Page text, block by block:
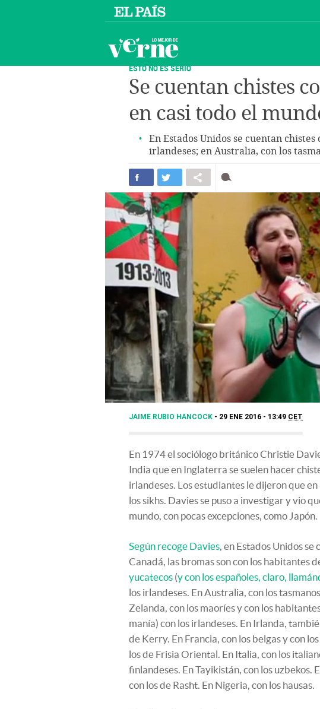
ESTO NO ES SERIO
Se cuentan chistes
en casi todo el
En Estados Unidos se cuentan
irlandeses; en Australia, con los
JAIME RUBIO HANCOCK 29 ENE 2016 - 13:49 CET
En 1974 el sociólogo británico Christie
India que en Inglaterra se suelen hacer
irlandeses. Los estudiantes le dijeron que
los sikhs. Davies se puso a investigar y vio
mundo, con pocas excepciones, como Japón.
Según recoge Davies, en Estados Unidos se
Canadá, las bromas son con los habitantes
yucatecos (y con los españoles, claro,
los irlandeses. En Australia, con los
Zelanda, con los maoríes y con los
manía) con los irlandeses. En Irlanda,
de Kerry. En Francia, con los belgas y con
los de Frisia Oriental. En Italia, con los
finlandeses. En Tayikistán, con los uzbekos.
con los de Rasht. En Nigeria, con los hausas.